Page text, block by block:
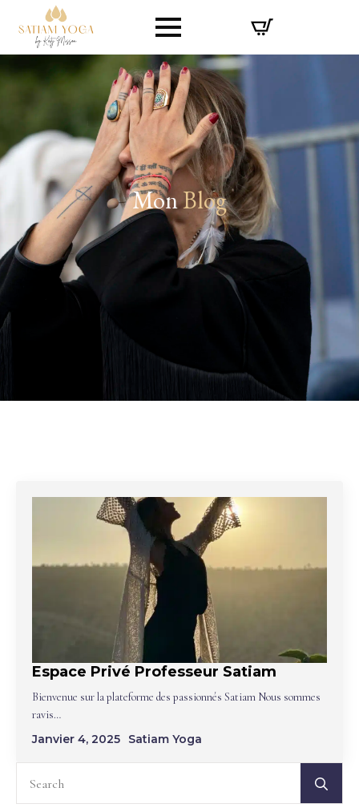
MonBlog
Espace Privé Professeur Satiam
Janvier 4, 2025 Satiam Yoga
Bienvenue sur la plateforme des passionnés Satiam Nous sommes
ravis…